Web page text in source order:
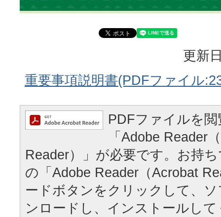
更新
重要事項説明書(PDFファイル
PDFファイルを
「Adobe Reader
Reader）」が必要です。お持
の「Adobe Reader（Acrobat
ードボタンをクリックして、
ンロードし、インストールし